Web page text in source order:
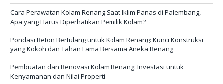
Cara Perawatan Kolam Renang Saat Iklim Panas di Palembang,
Apa yang Harus Diperhatikan Pemilik Kolam?
Pondasi Beton Bertulang untuk Kolam Renang: Kunci Konstruksi
yang Kokoh dan Tahan Lama Bersama Aneka Renang
Pembuatan dan Renovasi Kolam Renang: Investasi untuk
Kenyamanan dan Nilai Properti